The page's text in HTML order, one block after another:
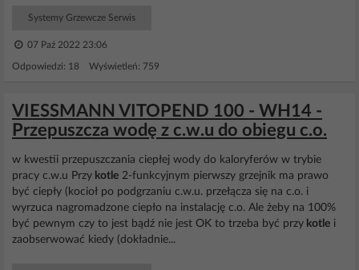
Systemy Grzewcze Serwis
07 Paź 2022 23:06
Odpowiedzi: 18 Wyświetleń: 759
VIESSMANN VITOPEND 100 - WH14 -
Przepuszcza wodę z c.w.u do obiegu c.o.
w kwestii przepuszczania ciepłej wody do kaloryferów w trybie
pracy c.w.u Przy kotle 2-funkcyjnym pierwszy grzejnik ma prawo
być ciepły (kocioł po podgrzaniu c.w.u. przełącza się na c.o. i
wyrzuca nagromadzone ciepło na instalację c.o. Ale żeby na 100%
być pewnym czy to jest bądź nie jest OK to trzeba być przy kotle i
zaobserwować kiedy (dokładnie...